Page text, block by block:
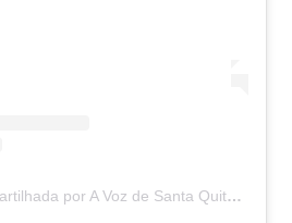
Uma publicação compartilhada por A Voz de Santa Quitéria (@avozdesantaquiteria)